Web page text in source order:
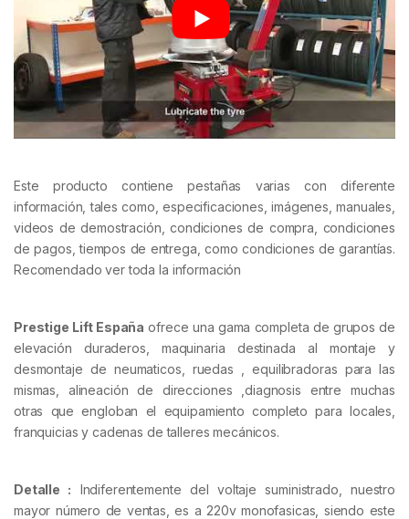
Este producto contiene pestañas varias con diferente
información, tales como, especificaciones, imágenes, manuales,
videos de demostración, condiciones de compra, condiciones
de pagos, tiempos de entrega, como condiciones de garantías.
Recomendado ver toda la información
Prestige Lift España ofrece una gama completa de grupos de
elevación duraderos, maquinaria destinada al montaje y
desmontaje de neumaticos, ruedas , equilibradoras para las
mismas, alineación de direcciones ,diagnosis entre muchas
otras que engloban el equipamiento completo para locales,
franquicias y cadenas de talleres mecánicos.
Detalle : Indiferentemente del voltaje suministrado, nuestro
mayor número de ventas, es a 220v monofasicas, siendo este